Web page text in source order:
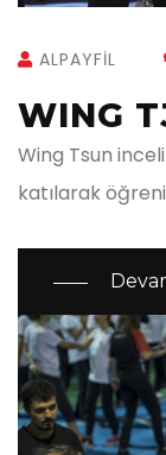
ALPAYFIL
WING
Wing Tsun
katılarak